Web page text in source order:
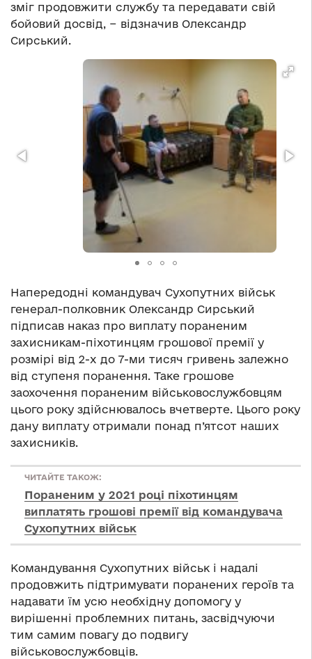
зміг продовжити службу та передавати свій
бойовий досвід, − відзначив Олександр
Сирський.
Напередодні командувач Сухопутних військ
генерал-полковник Олександр Сирський
підписав наказ про виплату пораненим
захисникам-піхотинцям грошової премії у
розмірі від 2-х до 7-ми тисяч гривень залежно
від ступеня поранення. Таке грошове
заохочення пораненим військовослужбовцям
цього року здійснювалось вчетверте. Цього року
дану виплату отримали понад п’ятсот наших
захисників.
ЧИТАЙТЕ ТАКОЖ:
Пораненим у 2021 році піхотинцям
виплатять грошові премії від командувача
Сухопутних військ
Командування Сухопутних військ і надалі
продовжить підтримувати поранених героїв та
надавати їм усю необхідну допомогу у
вирішенні проблемних питань, засвідчуючи
тим самим повагу до подвигу
військовослужбовців.